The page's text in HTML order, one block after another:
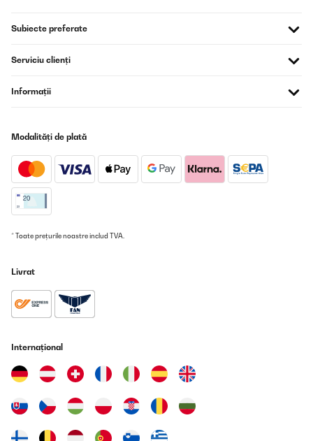
Subiecte preferate
Serviciu clienți
Informații
Modalități de plată
* Toate prețurile noastre includ TVA.
Livrat
Internațional